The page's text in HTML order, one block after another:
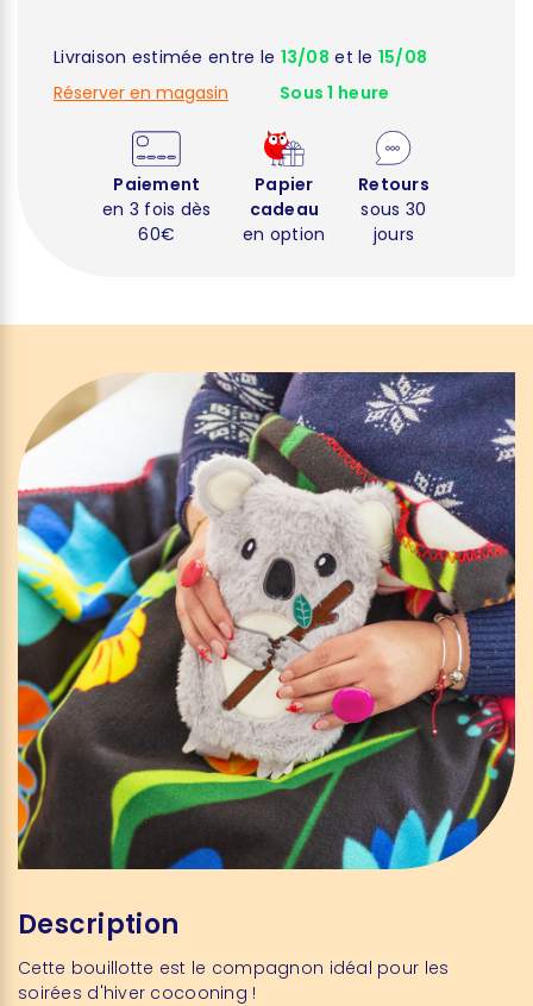
Livraison estimée entre le 13/08 et le 15/08
Réserver en magasin
Sous 1 heure
Paiement
en 3 fois dès
60€
Papier
cadeau
en option
Retours
sous 30
jours
Description
Cette bouillotte est le compagnon idéal pour les
soirées d'hiver cocooning !